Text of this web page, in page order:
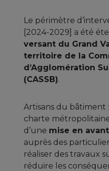
Le périmètre
[2024-2029] a été
versant du Grand
territoire de la
d’Agglomération
(CASSB).
Artisans du bâtiment
charte
d’une mise en
auprès des
réaliser des travaux
réduire les